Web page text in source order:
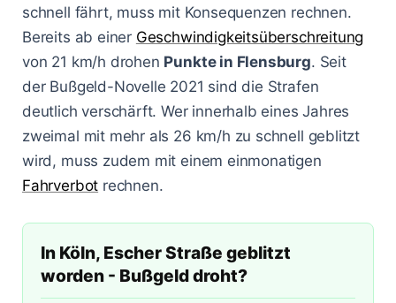
Rote Ampel überfahren
Fahrerflucht
Fahrverbot
Illegale Autorennen
Online-Anhörung
Punkte in Flensburg
§ 25 StVG
§ 28 StVG
§ 49 StVO
§ 315 StGB
§ 55 OWiG
§ 67 OWiG
ESO ES 8.0
PoliScan Speed
TraffiStar S350
Lasermessungen
Blog
Kampf gegen Raser
Verkehrsunfälle
Änderungen 2025
Blitzer
Aachen - Krefelder Str.
A3 - Solingen
Bremen - Lloydstraße
Hamburg - Behringstraße
Zum Bußgeldcheck
schnell fährt, muss mit Konsequenzen rechnen.
Bereits ab einer Geschwindigkeitsüberschreitung
von 21 km/h drohen Punkte in Flensburg. Seit
der Bußgeld-Novelle 2021 sind die Strafen
deutlich verschärft. Wer innerhalb eines Jahres
zweimal mit mehr als 26 km/h zu schnell geblitzt
wird, muss zudem mit einem einmonatigen
Fahrverbot rechnen.
In Köln, Escher Straße geblitzt
worden - Bußgeld droht?